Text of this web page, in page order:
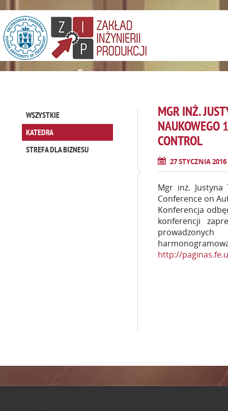
MGR INŻ.
NAUKOWEGO
CONTROL
27 STYCZNIA 2016
Mgr inż. Justyna
Conference on
Konferencja
konferencji
http://
WSZYSTKIE
KATEDRA
STREFA DLA BIZNESU